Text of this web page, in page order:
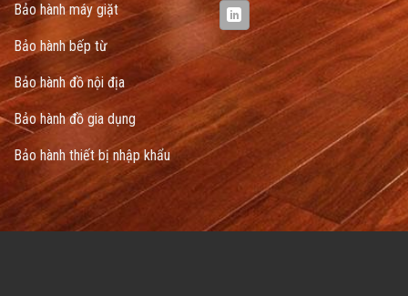
Bảo hành máy giặt
Bảo hành bếp từ
Bảo hành đồ nội địa
Bảo hành đồ gia dụng
Bảo hành thiết bị nhập khẩu